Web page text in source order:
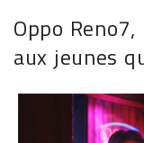
Oppo
aux jeunes